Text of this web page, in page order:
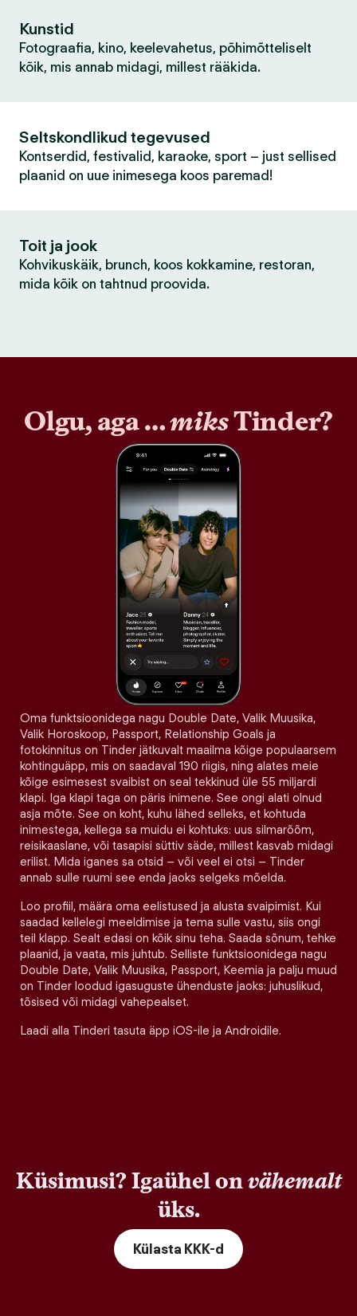
Kunstid
Fotograafia, kino, keelevahetus, põhimõtteliselt
kõik, mis annab midagi, millest rääkida.
Seltskondlikud tegevused
Kontserdid, festivalid, karaoke, sport – just sellised
plaanid on uue inimesega koos paremad!
Toit ja jook
Kohvikuskäik, brunch, koos kokkamine, restoran,
mida kõik on tahtnud proovida.
Olgu, aga …miksTinder?
Oma funktsioonidega nagu Double Date, Valik Muusika,
Valik Horoskoop, Passport, Relationship Goals ja
fotokinnitus on Tinder jätkuvalt maailma kõige populaarsem
kohtinguäpp, mis on saadaval 190 riigis, ning alates meie
kõige esimesest svaibist on seal tekkinud üle 55 miljardi
klapi. Iga klapi taga on päris inimene. See ongi alati olnud
asja mõte. See on koht, kuhu lähed selleks, et kohtuda
inimestega, kellega sa muidu ei kohtuks: uus silmarõõm,
reisikaaslane, või tasapisi süttiv säde, millest kasvab midagi
erilist. Mida iganes sa otsid – või veel ei otsi – Tinder
annab sulle ruumi see enda jaoks selgeks mõelda.
Loo profiil, määra oma eelistused ja alusta svaipimist. Kui
saadad kellelegi meeldimise ja tema sulle vastu, siis ongi
teil klapp. Sealt edasi on kõik sinu teha. Saada sõnum, tehke
plaanid, ja vaata, mis juhtub. Selliste funktsioonidega nagu
Double Date, Valik Muusika, Passport, Keemia ja palju muud
on Tinder loodud igasuguste ühenduste jaoks: juhuslikud,
tõsised või midagi vahepealset.
Laadi alla Tinderi tasuta äpp iOS-ile ja Androidile.
Küsimusi? Igaühel onvähemalt
üks.
Külasta KKK-d